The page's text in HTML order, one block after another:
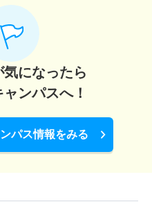
気になったら
ンパスへ！
パス情報をみる